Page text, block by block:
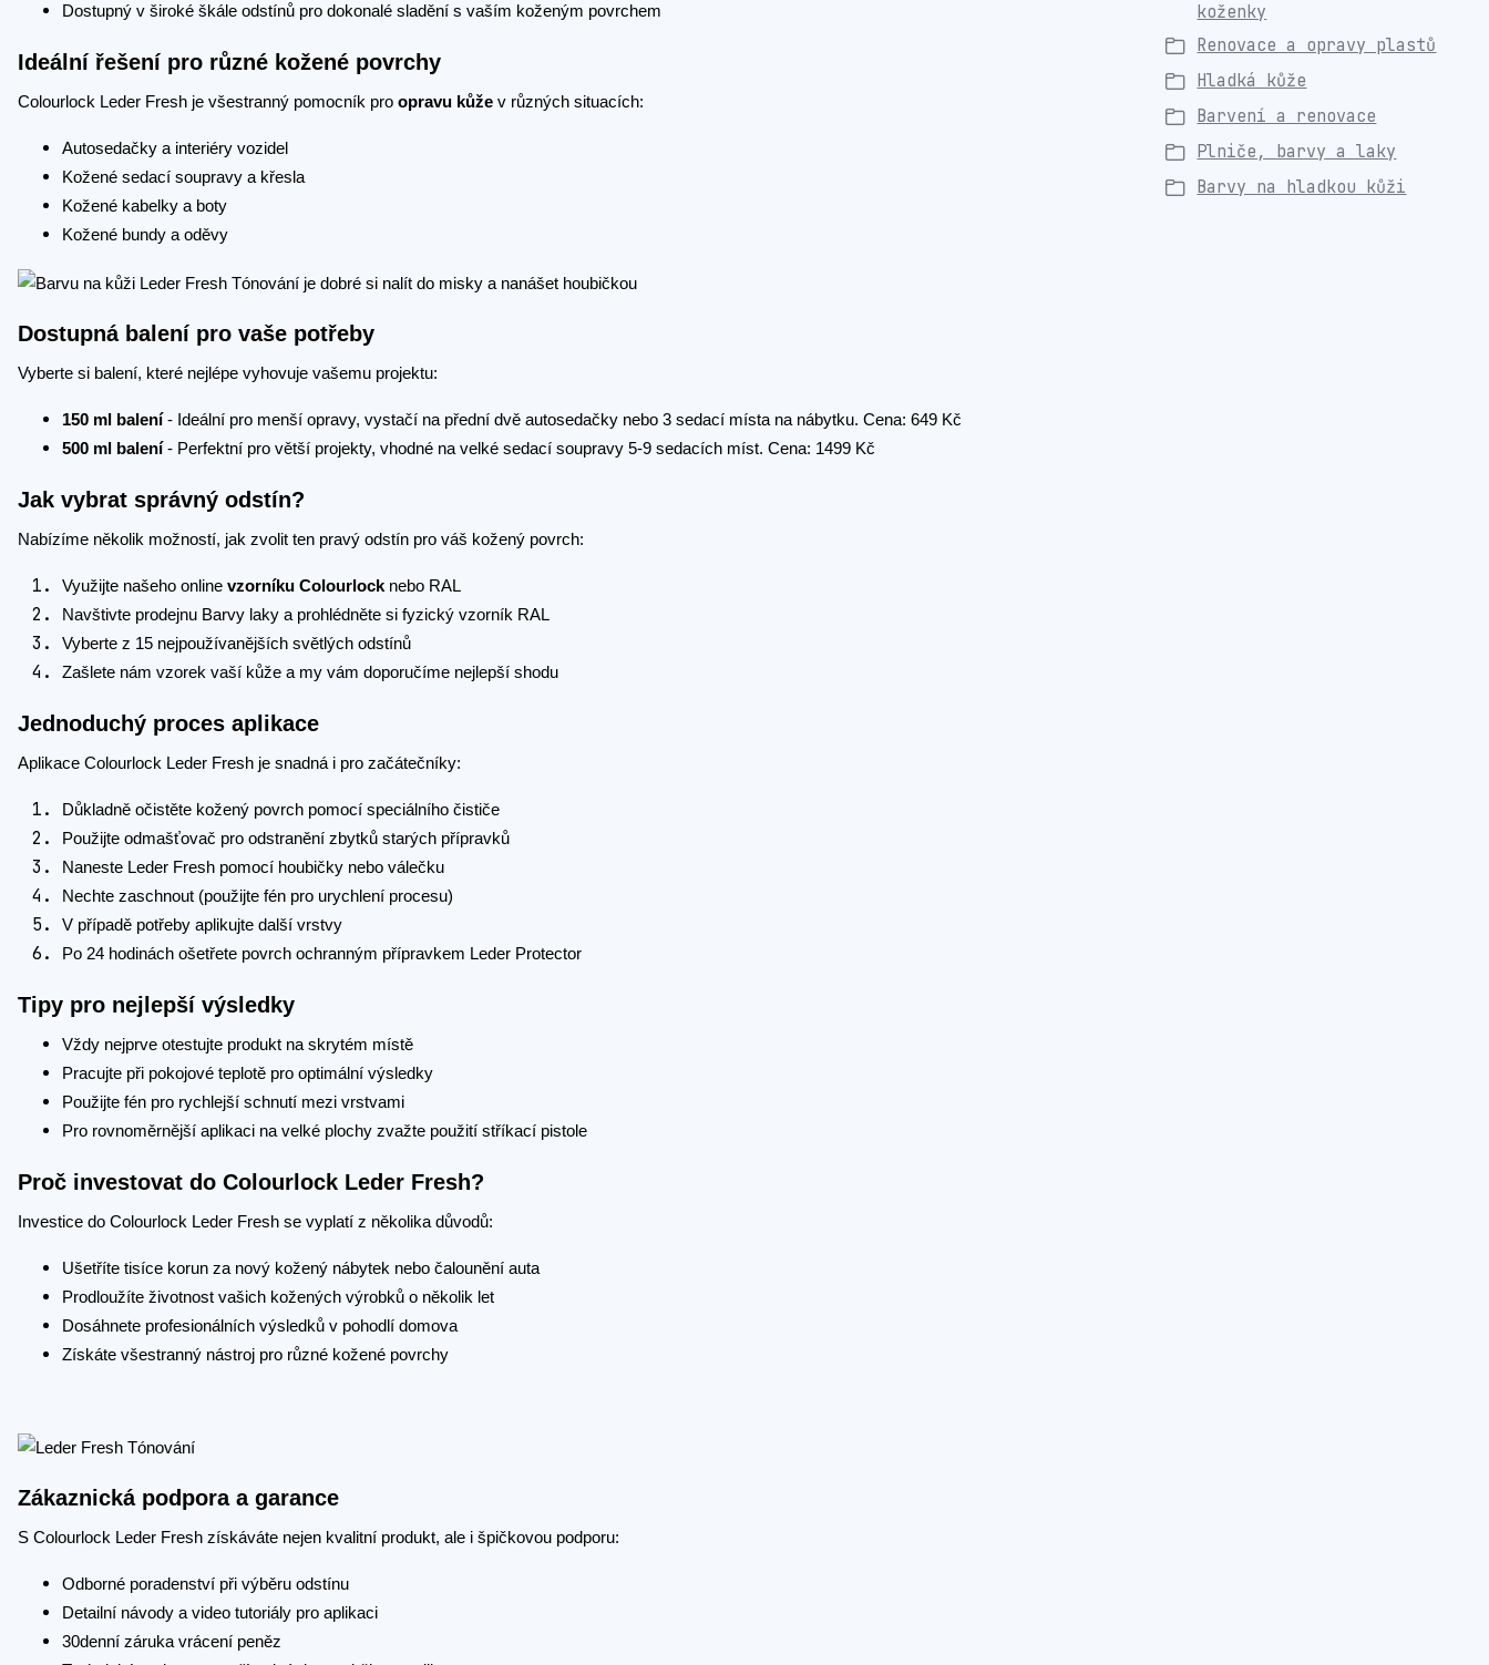
Dostupný v široké škále odstínů pro dokonalé sladění s vaším koženým povrchem
Ideální řešení pro různé kožené povrchy
Colourlock Leder Fresh je všestranný pomocník pro opravu kůže v různých situacích:
Autosedačky a interiéry vozidel
Kožené sedací soupravy a křesla
Kožené kabelky a boty
Kožené bundy a oděvy
Dostupná balení pro vaše potřeby
Vyberte si balení, které nejlépe vyhovuje vašemu projektu:
150 ml balení- Ideální pro menší opravy, vystačí na přední dvě autosedačky nebo 3 sedací místa na nábytku. Cena: 649 Kč
500 ml balení- Perfektní pro větší projekty, vhodné na velké sedací soupravy 5-9 sedacích míst. Cena: 1499 Kč
Jak vybrat správný odstín?
Nabízíme několik možností, jak zvolit ten pravý odstín pro váš kožený povrch:
Využijte našeho online vzorníku Colourlock nebo RAL
Navštivte prodejnu Barvy laky a prohlédněte si fyzický vzorník RAL
Vyberte z 15 nejpoužívanějších světlých odstínů
Zašlete nám vzorek vaší kůže a my vám doporučíme nejlepší shodu
Jednoduchý proces aplikace
Aplikace Colourlock Leder Fresh je snadná i pro začátečníky:
Důkladně očistěte kožený povrch pomocí speciálního čističe
Použijte odmašťovač pro odstranění zbytků starých přípravků
Naneste Leder Fresh pomocí houbičky nebo válečku
Nechte zaschnout (použijte fén pro urychlení procesu)
V případě potřeby aplikujte další vrstvy
Po 24 hodinách ošetřete povrch ochranným přípravkem Leder Protector
Tipy pro nejlepší výsledky
Vždy nejprve otestujte produkt na skrytém místě
Pracujte při pokojové teplotě pro optimální výsledky
Použijte fén pro rychlejší schnutí mezi vrstvami
Pro rovnoměrnější aplikaci na velké plochy zvažte použití stříkací pistole
Proč investovat do Colourlock Leder Fresh?
Investice do Colourlock Leder Fresh se vyplatí z několika důvodů:
Ušetříte tisíce korun za nový kožený nábytek nebo čalounění auta
Prodloužíte životnost vašich kožených výrobků o několik let
Dosáhnete profesionálních výsledků v pohodlí domova
Získáte všestranný nástroj pro různé kožené povrchy
Zákaznická podpora a garance
S Colourlock Leder Fresh získáváte nejen kvalitní produkt, ale i špičkovou podporu:
Odborné poradenství při výběru odstínu
Detailní návody a video tutoriály pro aplikaci
30denní záruka vrácení peněz
koženky
Renovace a opravy plastů
Hladká kůže
Barvení a renovace
Plniče, barvy a laky
Barvy na hladkou kůži